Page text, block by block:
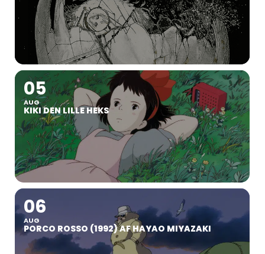
05
AUG
KIKI DEN LILLE HEKS
06
AUG
PORCO ROSSO (1992) AF HAYAO MIYAZAKI